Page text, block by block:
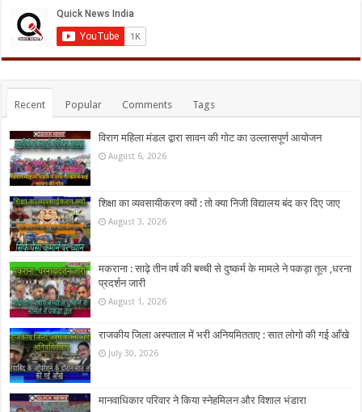
Recent Popular Comments Tags
विराग महिला मंडल द्वारा सावन की गोट का उल्लासपूर्ण आयोजन
August 6, 2026
शिक्षा का व्यवसायीकरण क्यों : तो क्या निजी विद्यालय बंद कर दिए जाए
August 3, 2026
मकराना : साढ़े तीन वर्ष की बच्ची से दुष्कर्म के मामले ने पकड़ा तूल ,धरना
प्रदर्शन जारी
August 1, 2026
राजकीय जिला अस्पताल में भरी अनियमितताए : सात लोगो की गई आँखे
July 30, 2026
मानवाधिकार परिवार ने किया स्नेहमिलन और विशाल भंडारा